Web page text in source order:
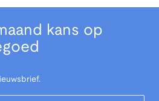
kans op